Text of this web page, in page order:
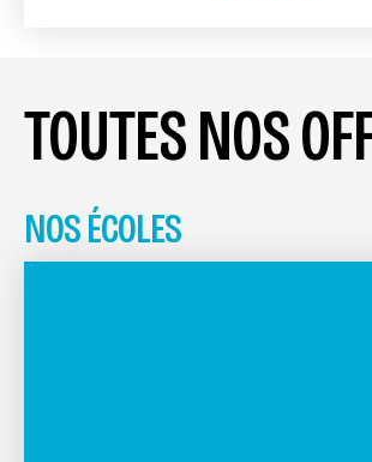
TOUTES NOS
NOS ÉCOLES